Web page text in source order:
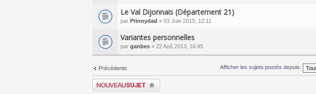
Le Val Dijonnais (Département 21)
par Prinnydad » 03 Juin 2015, 12:11
Variantes personnelles
par ganbes » 22 Aoû 2013, 16:45
Précédente Afficher les sujets postés depuis:
Écrire un nouveau sujet